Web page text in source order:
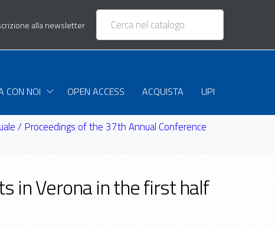
alla newsletter
CON NOI OPEN ACCESS ACQUISTA UPI
/ Proceedings of the 37th Annual Conference
in Verona in the first half